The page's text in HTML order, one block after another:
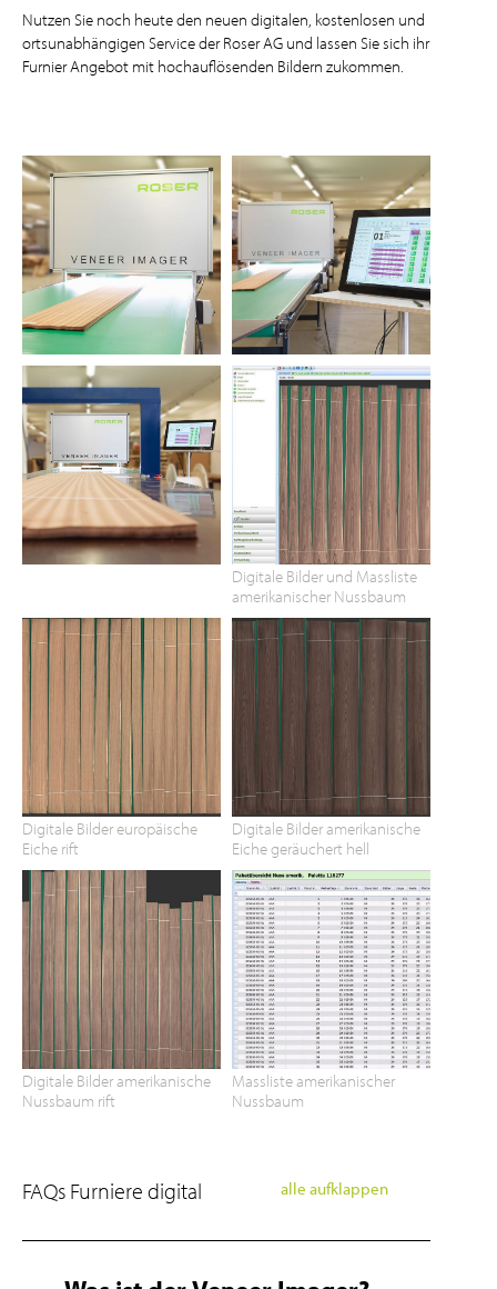
Nutzen Sie noch heute den neuen digitalen, kostenlosen und
ortsunabhängigen Service der Roser AG und lassen Sie sich ihr
Furnier Angebot mit hochauflösenden Bildern zukommen.
Digitale Bilder und Massliste
amerikanischer Nussbaum
Digitale Bilder europäische
Eiche rift
Digitale Bilder amerikanische
Eiche geräuchert hell
Digitale Bilder amerikanische
Nussbaum rift
Massliste amerikanischer
Nussbaum
FAQs Furniere digital alle aufklappen